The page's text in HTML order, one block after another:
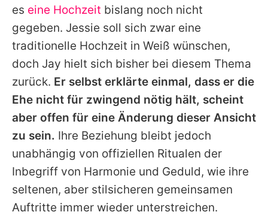
es eine Hochzeit bislang noch nicht
gegeben. Jessie soll sich zwar eine
traditionelle Hochzeit in Weiß wünschen,
doch Jay hielt sich bisher bei diesem Thema
zurück. Er selbst erklärte einmal, dass er die
Ehe nicht für zwingend nötig hält, scheint
aber offen für eine Änderung dieser Ansicht
zu sein. Ihre Beziehung bleibt jedoch
unabhängig von offiziellen Ritualen der
Inbegriff von Harmonie und Geduld, wie ihre
seltenen, aber stilsicheren gemeinsamen
Auftritte immer wieder unterstreichen.